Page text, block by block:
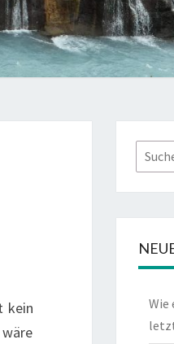
kein
nach:
Wie